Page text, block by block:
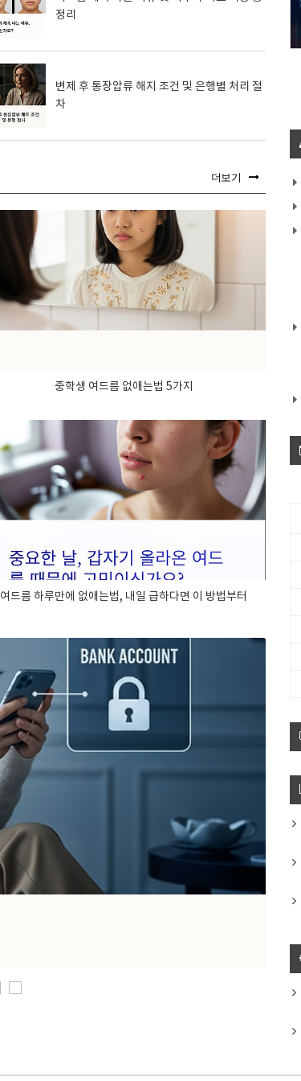
정리
변제 후 통장압류 해지 조건 및 은행별 처리 절
차
더보기
중학생 여드름 없애는법 5가지
여드름 하루만에 없애는법, 내일 급하다면 이 방법부터